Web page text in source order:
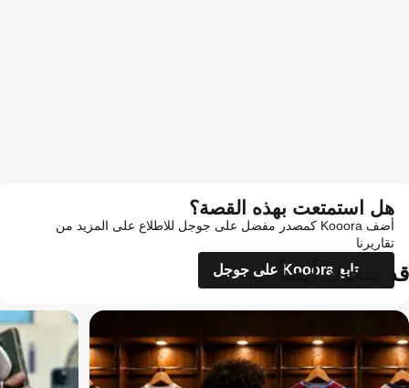
هل استمتعت بهذه القصة؟
أضف Kooora كمصدر مفضل على جوجل للاطلاع على المزيد من
تقاريرنا
تابع Kooora على جوجل
قد يعجبك أيضاً